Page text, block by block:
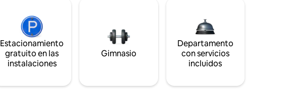
Estacionamiento
gratuito en las
instalaciones
Gimnasio
Departamento
con servicios
incluidos